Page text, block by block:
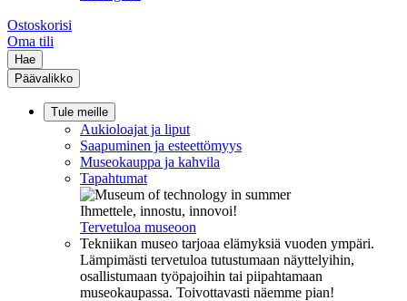
Ostoskorisi
Oma tili
Hae
Päävalikko
Tule meille
Aukioloajat ja liput
Saapuminen ja esteettömyys
Museokauppa ja kahvila
Tapahtumat
Ihmettele, innostu, innovoi!
Tervetuloa museoon
Tekniikan museo tarjoaa elämyksiä vuoden ympäri.
Lämpimästi tervetuloa tutustumaan näyttelyihin,
osallistumaan työpajoihin tai piipahtamaan
museokaupassa. Toivottavasti näemme pian!